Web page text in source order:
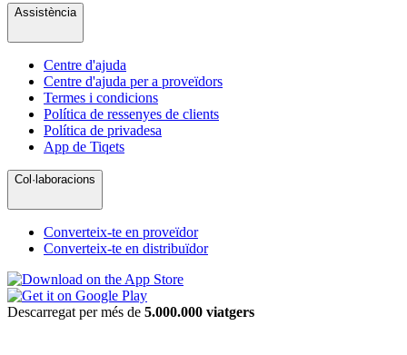
Assistència
Centre d'ajuda
Centre d'ajuda per a proveïdors
Termes i condicions
Política de ressenyes de clients
Política de privadesa
App de Tiqets
Col·laboracions
Converteix-te en proveïdor
Converteix-te en distribuïdor
Descarregat per més de 5.000.000 viatgers